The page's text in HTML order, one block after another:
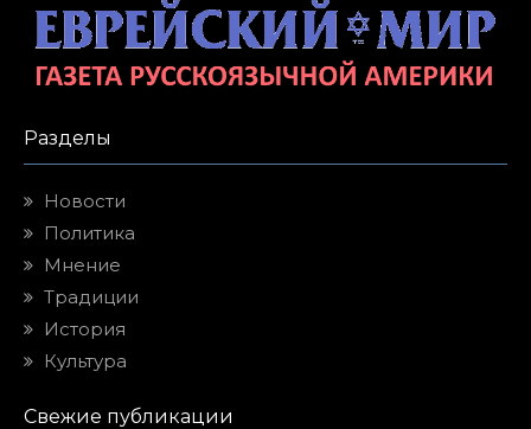
Разделы
Новости
Политика
Мнение
Традиции
История
Культура
Свежие публикации